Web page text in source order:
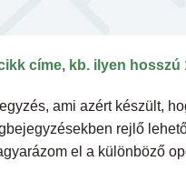
címe, kb. ilyen hosszú
ami azért készült,
rejlő
el a különböző